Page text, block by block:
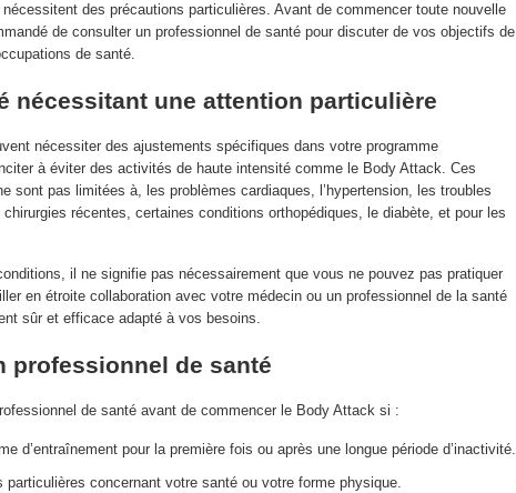
des précautions particulières. Avant de commencer toute nouvelle
de consulter un professionnel de santé pour discuter de vos objectifs de
de santé.
nécessitant une attention particulière
nécessiter des ajustements spécifiques dans votre programme
à éviter des activités de haute intensité comme le Body Attack. Ces
sont pas limitées à, les problèmes cardiaques, l’hypertension, les troubles
récentes, certaines conditions orthopédiques, le diabète, et pour les
il ne signifie pas nécessairement que vous ne pouvez pas pratiquer
en étroite collaboration avec votre médecin ou un professionnel de la santé
sûr et efficace adapté à vos besoins.
professionnel de santé
de santé avant de commencer le Body Attack si :
d’entraînement pour la première fois ou après une longue période d’inactivité.
particulières concernant votre santé ou votre forme physique.